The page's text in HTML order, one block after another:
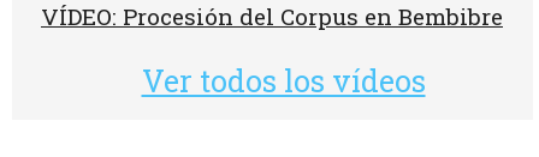
VÍDEO: Procesión del Corpus en Bembibre
Ver todos los vídeos